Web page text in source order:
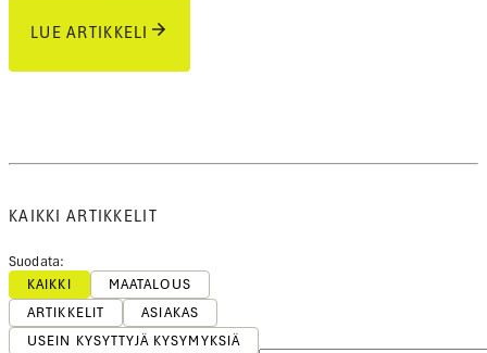
LUE ARTIKKELI
KAIKKI ARTIKKELIT
Suodata:
KAIKKI
MAATALOUS
ARTIKKELIT
ASIAKAS
USEIN KYSYTTYJÄ KYSYMYKSIÄ